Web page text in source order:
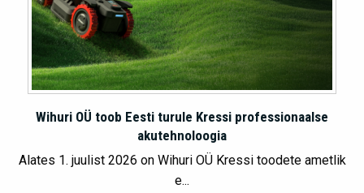
Wihuri OÜ toob Eesti turule Kressi professionaalse
akutehnoloogia
Alates 1. juulist 2026 on Wihuri OÜ Kressi toodete ametlik
e...